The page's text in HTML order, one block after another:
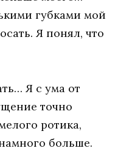
губками мой
Я понял, что
Я с ума от
точно
ротика,
больше.